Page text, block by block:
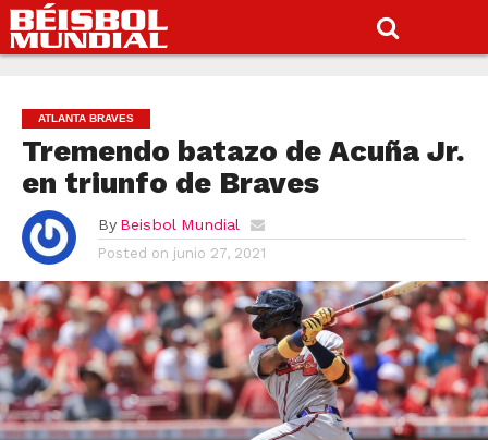
ATLANTA BRAVES
Tremendo batazo de Acuña Jr.
en triunfo de Braves
By Beisbol Mundial
Posted on junio 27, 2021